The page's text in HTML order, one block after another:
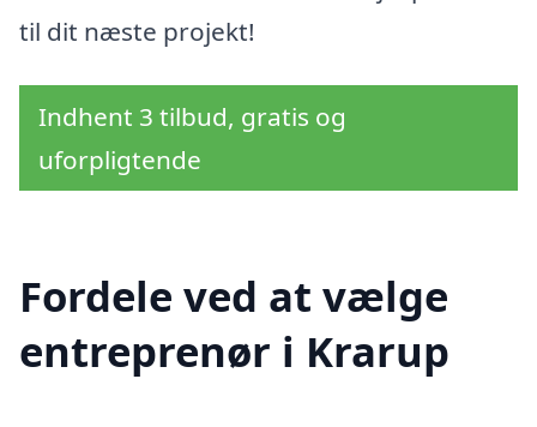
til dit næste projekt!
Indhent 3 tilbud, gratis og
uforpligtende
Fordele ved at vælge
entreprenør i Krarup